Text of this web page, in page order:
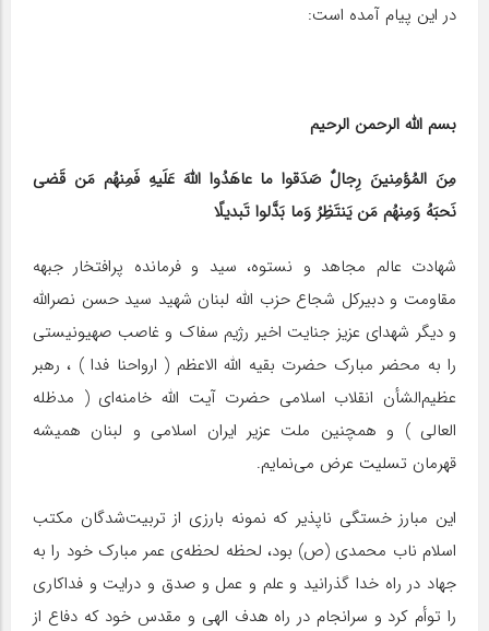
در این پیام آمده است:
بسم الله الرحمن الرحیم
مِنَ المُؤمِنینَ رِجالٌ صَدَقوا ما عاهَدُوا اللَّهَ عَلَیهِ فَمِنهُم مَن قَضی
نَحبَهُ وَمِنهُم مَن یَنتَظِرُ وَما بَدَّلوا تَبدیلًا
شهادت عالم مجاهد و نستوه، سید و فرمانده پرافتخار جبهه
مقاومت و دبیرکل شجاع حزب الله لبنان شهید سید حسن نصرالله
و دیگر شهدای عزیز جنایت اخیر رژیم سفاک و غاصب صهیونیستی
را به محضر مبارک حضرت بقیه الله الاعظم ( ارواحنا فدا ) ، رهبر
عظیم‌الشأن انقلاب اسلامی حضرت آیت الله خامنه‌ای ( مدظله
العالی ) و همچنین ملت عزیر ایران اسلامی و لبنان همیشه
قهرمان تسلیت عرض می‌نمایم.
این مبارز خستگی ناپذیر که نمونه‌ بارزی از تربیت‌شدگان مکتب
اسلام ناب محمدی (ص) بود، لحظه لحظه‌ی عمر مبارک خود را به
جهاد در راه خدا گذرانید و علم و عمل و صدق و درایت و فداکاری
را توأم کرد و سرانجام در راه هدف الهی و مقدس خود که دفاع از